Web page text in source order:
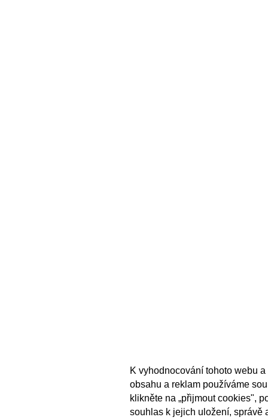
K vyhodnocování tohoto webu
obsahu a reklam používáme
klikněte na „přijmout cookies",
souhlas k jejich uložení, správě